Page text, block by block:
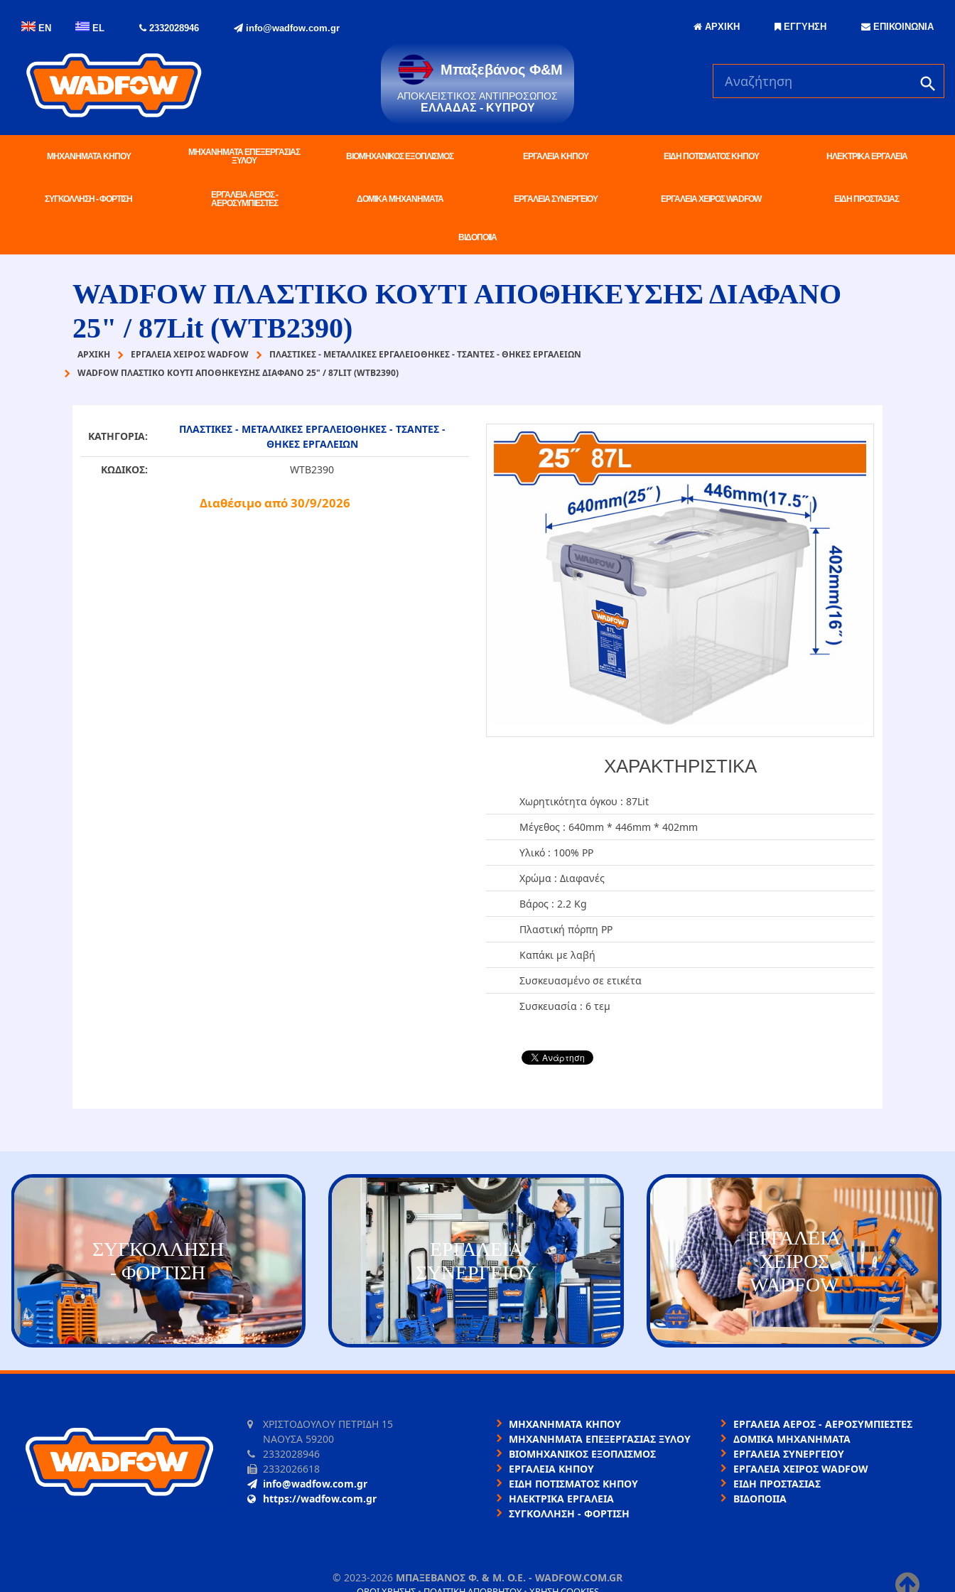
EN EL 2332028946 info@wadfow.com.gr ΑΡΧΙΚΗ ΕΓΓΥΗΣΗ ΕΠΙΚΟΙΝΩΝΙΑ
Μπαξεβάνος Φ&Μ
ΑΠΟΚΛΕΙΣΤΙΚΌΣ ΑΝΤΙΠΡΌΣΩΠΟΣ
ΕΛΛΆΔΑΣ - ΚΎΠΡΟΥ
ΜΗΧΑΝΗΜΑΤΑ ΚΗΠΟΥ
ΜΗΧΑΝΗΜΑΤΑ ΕΠΕΞΕΡΓΑΣΙΑΣ
ΞΥΛΟΥ
ΒΙΟΜΗΧΑΝΙΚΟΣ ΕΞΟΠΛΙΣΜΟΣ ΕΡΓΑΛΕΙΑ ΚΗΠΟΥ ΕΙΔΗ ΠΟΤΙΣΜΑΤΟΣ ΚΗΠΟΥ ΗΛΕΚΤΡΙΚΑ ΕΡΓΑΛΕΙΑ
ΣΥΓΚΟΛΛΗΣΗ - ΦΟΡΤΙΣΗ
ΕΡΓΑΛΕΙΑ ΑΕΡΟΣ -
ΑΕΡΟΣΥΜΠΙΕΣΤΕΣ
ΔΟΜΙΚΑ ΜΗΧΑΝΗΜΑΤΑ ΕΡΓΑΛΕΙΑ ΣΥΝΕΡΓΕΙΟΥ ΕΡΓΑΛΕΙΑ ΧΕΙΡΟΣ WADFOW ΕΙΔΗ ΠΡΟΣΤΑΣΙΑΣ
ΒΙΔΟΠΟΙΙΑ
WADFOW ΠΛΑΣΤΙΚΟ ΚΟΥΤΙ ΑΠΟΘΗΚΕΥΣΗΣ ΔΙΑΦΑΝΟ
25" / 87Lit (WTB2390)
ΑΡΧΙΚΉ ΕΡΓΑΛΕΙΑ ΧΕΙΡΟΣ WADFOW
ΠΛΑΣΤΙΚΕΣ - ΜΕΤΑΛΛΙΚΕΣ ΕΡΓΑΛΕΙΟΘΗΚΕΣ - ΤΣΑΝΤΕΣ - ΘΗΚΕΣ ΕΡΓΑΛΕΙΩΝ
WADFOW ΠΛΑΣΤΙΚΟ ΚΟΥΤΙ ΑΠΟΘΗΚΕΥΣΗΣ ΔΙΑΦΑΝΟ 25" / 87LIT (WTB2390)
ΚΑΤΗΓΟΡΙΑ:
ΠΛΑΣΤΙΚΕΣ - ΜΕΤΑΛΛΙΚΕΣ ΕΡΓΑΛΕΙΟΘΗΚΕΣ - ΤΣΑΝΤΕΣ -
ΘΗΚΕΣ ΕΡΓΑΛΕΙΩΝ
ΚΩΔΙΚΟΣ:
WTB2390
Διαθέσιμο από 30/9/2026
ΧΑΡΑΚΤΗΡΙΣΤΙΚΑ
Χωρητικότητα όγκου : 87Lit
Μέγεθος : 640mm * 446mm * 402mm
Υλικό : 100% PP
Χρώμα : Διαφανές
Βάρος : 2.2 Kg
Πλαστική πόρπη PP
Καπάκι με λαβή
Συσκευασμένο σε ετικέτα
Συσκευασία : 6 τεμ
ΣΥΓΚΟΛΛΗΣΗ
- ΦΟΡΤΙΣΗ
ΕΡΓΑΛΕΙΑ
ΣΥΝΕΡΓΕΙΟΥ
ΕΡΓΑΛΕΙΑ
ΧΕΙΡΟΣ
WADFOW
ΧΡΙΣΤΟΔΟΥΛΟΥ ΠΕΤΡΙΔΗ 15
ΝΑΟΥΣΑ 59200
2332028946
2332026618
info@wadfow.com.gr
https://wadfow.com.gr
ΜΗΧΑΝΗΜΑΤΑ ΚΗΠΟΥ
ΜΗΧΑΝΗΜΑΤΑ ΕΠΕΞΕΡΓΑΣΙΑΣ ΞΥΛΟΥ
ΒΙΟΜΗΧΑΝΙΚΟΣ ΕΞΟΠΛΙΣΜΟΣ
ΕΡΓΑΛΕΙΑ ΚΗΠΟΥ
ΕΙΔΗ ΠΟΤΙΣΜΑΤΟΣ ΚΗΠΟΥ
ΗΛΕΚΤΡΙΚΑ ΕΡΓΑΛΕΙΑ
ΣΥΓΚΟΛΛΗΣΗ - ΦΟΡΤΙΣΗ
ΕΡΓΑΛΕΙΑ ΑΕΡΟΣ - ΑΕΡΟΣΥΜΠΙΕΣΤΕΣ
ΔΟΜΙΚΑ ΜΗΧΑΝΗΜΑΤΑ
ΕΡΓΑΛΕΙΑ ΣΥΝΕΡΓΕΙΟΥ
ΕΡΓΑΛΕΙΑ ΧΕΙΡΟΣ WADFOW
ΕΙΔΗ ΠΡΟΣΤΑΣΙΑΣ
ΒΙΔΟΠΟΙΙΑ
© 2023-2026 ΜΠΑΞΕΒΑΝΟΣ Φ. & Μ. Ο.Ε. - WADFOW.COM.GR